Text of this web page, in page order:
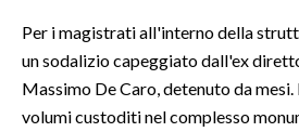
3 MINUTI CON
INSULARITÀ
Per i magistrati all'interno della
un sodalizio capeggiato dall'ex
Massimo De Caro, detenuto da
volumi custoditi nel complesso